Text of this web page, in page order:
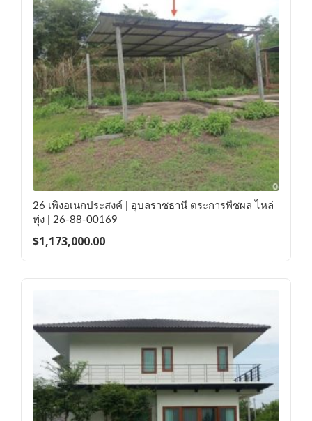
26 เพิงอเนกประสงค์ | อุบลราชธานี ตระการพืชผล ไหล่
ทุ่ง | 26-88-00169
$1,173,000.00